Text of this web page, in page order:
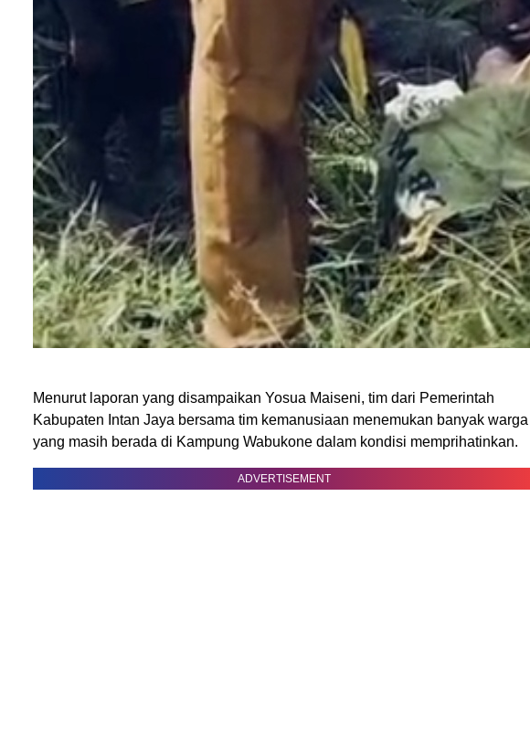
Menurut laporan yang disampaikan Yosua Maiseni, tim dari Pemerintah
Kabupaten Intan Jaya bersama tim kemanusiaan menemukan banyak warga
yang masih berada di Kampung Wabukone dalam kondisi memprihatinkan.
ADVERTISEMENT